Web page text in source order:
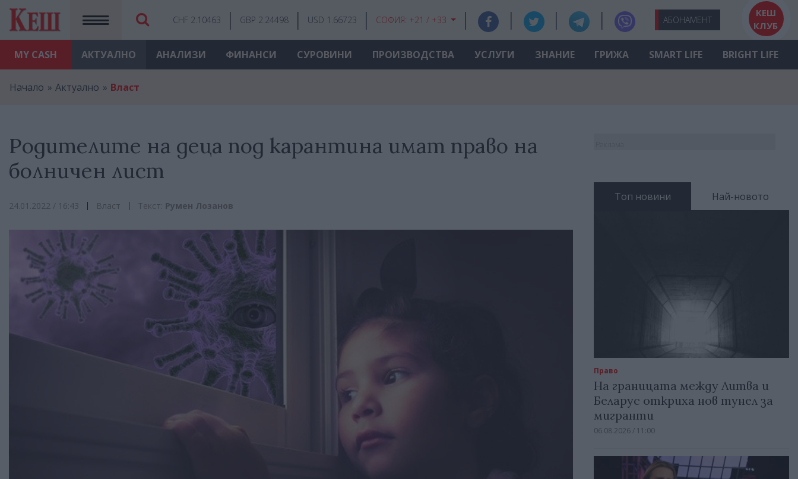
MY CASH
CHF 2.10463 GBP 2.24498 USD 1.66723 СОФИЯ: +21 / +33 АБОНАМЕНТ
КЕШ
КЛУБ
АКТУАЛНО АНАЛИЗИ ФИНАНСИ СУРОВИНИ ПРОИЗВОДСТВА УСЛУГИ ЗНАНИЕ ГРИЖА SMART LIFE BRIGHT LIFE
Начало Актуално Власт
Родителите на деца под карантина имат право на
болничен лист
24.01.2022 / 16:43 Власт Текст: Румен Лозанов
Топ новини Най-новото
Право
На границата между Литва и
Беларус откриха нов тунел за
мигранти
06.08.2026 / 11:00